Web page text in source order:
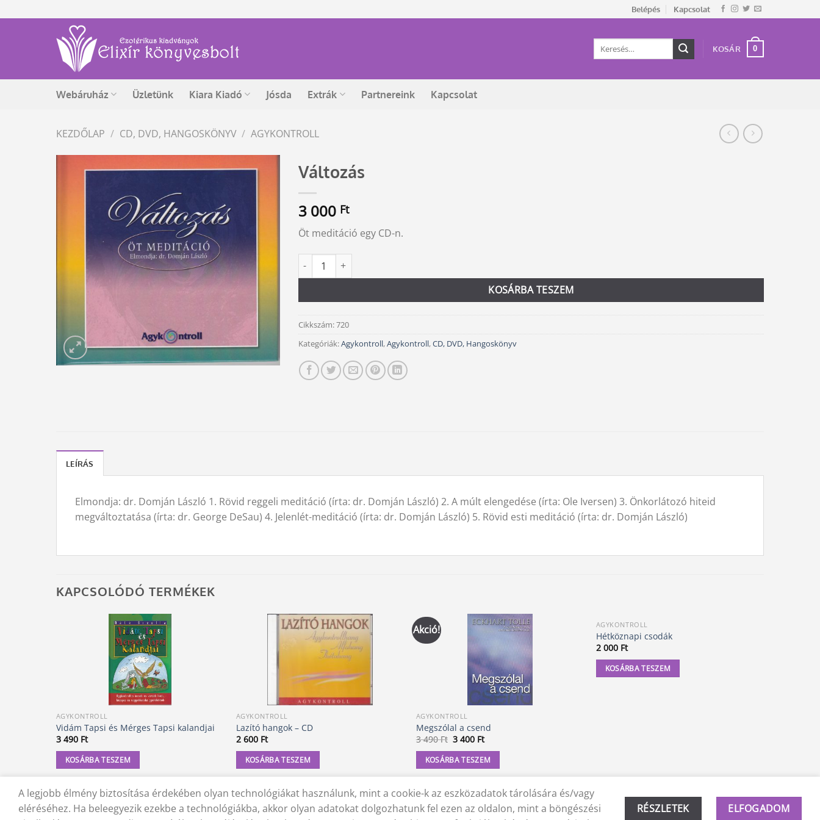
to
Belépés Kapcsolat
Keresés
KOSÁR 0
Webáruház Üzletünk Kiara Kiadó Jósda Extrák Partnereink Kapcsolat
KEZDŐLAP / CD, DVD, HANGOSKÖNYV / AGYKONTROLL
Változás
3 000 Ft
Öt meditáció egy CD-n.
Változás mennyiség
KOSÁRBA TESZEM
Alternative:
Cikkszám:720
Kategóriák:Agykontroll,Agykontroll,CD, DVD, Hangoskönyv
LEÍRÁS
Elmondja: dr. Domján László 1. Rövid reggeli meditáció (írta: dr. Domján László) 2. A múlt elengedése (írta: Ole Iversen) 3. Önkorlátozó hiteid
megváltoztatása (írta: dr. George DeSau) 4. Jelenlét-meditáció (írta: dr. Domján László) 5. Rövid esti meditáció (írta: dr. Domján László)
KAPCSOLÓDÓ TERMÉKEK
AGYKONTROLL
Vidám Tapsi és Mérges Tapsi kalandjai
3 490 Ft
KOSÁRBA TESZEM
AGYKONTROLL
Lazító hangok – CD
2 600 Ft
KOSÁRBA TESZEM
Akció!
AGYKONTROLL
Megszólal a csend
3 490Ft Original
was:
3
3 400 FtCurrent
is:
3
KOSÁRBA TESZEM
AGYKONTROLL
Hétköznapi csodák
2 000 Ft
KOSÁRBA TESZEM
KAPCSOLAT ADATVÉDELMI NYILATKOZAT ÁSZF JOGI NYILATKOZAT SZÁLLÍTÁSI FELTÉTELEK ELÁLLÁS A SZERZŐDÉSTŐL
A legjobb élmény biztosítása érdekében olyan technológiákat használunk, mint a cookie-k az eszközadatok tárolására és/vagy
eléréséhez. Ha beleegyezik ezekbe a technológiákba, akkor olyan adatokat dolgozhatunk fel ezen az oldalon, mint a böngészési
RÉSZLETEK ELFOGADOM